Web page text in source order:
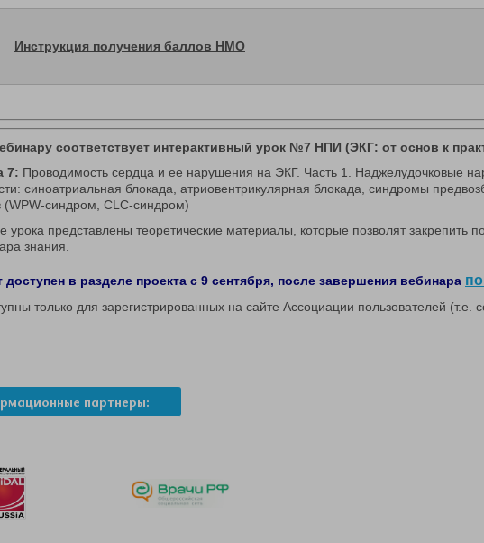
Инструкция получения баллов НМО
соответствует интерактивный урок №7 НПИ (ЭКГ: от основ к
7: Проводимость сердца и ее нарушения на ЭКГ. Часть 1. Наджелудочковые
синоатриальная блокада, атриовентрикулярная блокада, синдромы
(WPW-синдром, CLC-синдром)
урока представлены теоретические материалы, которые позволят закрепить
знания.
доступен в разделе проекта с 9 сентября, после завершения вебинара
только для зарегистрированных на сайте Ассоциации пользователей (т.е.
партнеры: